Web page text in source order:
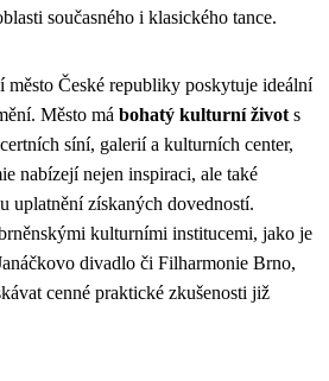
současného i klasického tance.
město České republiky poskytuje ideální
Město má bohatý kulturní život s
síní, galerií a kulturních center,
nabízejí nejen inspiraci, ale také
uplatnění získaných dovedností.
kulturními institucemi, jako je
divadlo či Filharmonie Brno,
cenné praktické zkušenosti již